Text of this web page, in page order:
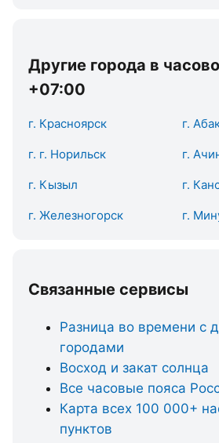
Другие города в
+07:00
г. Красноярск г.
г. г. Норильск г.
г. Кызыл г.
г. Железногорск г.
Связанные сервисы
Разница во времени с
городами
Восход и закат солнца
Все часовые пояса
Карта всех 100 000+
пунктов